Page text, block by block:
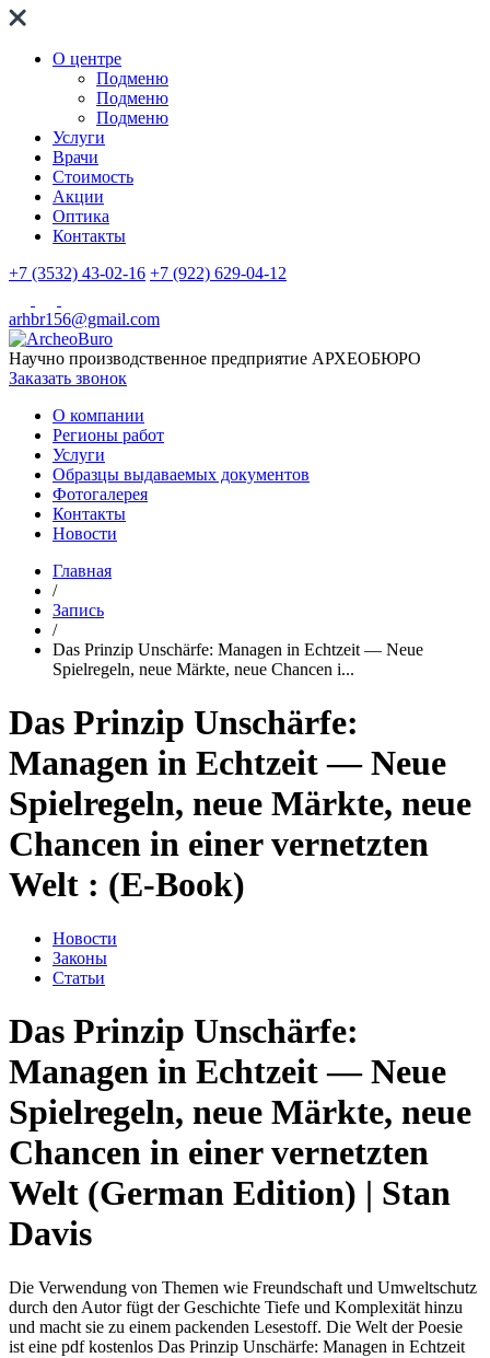
О центре
Подменю
Подменю
Подменю
Услуги
Врачи
Стоимость
Акции
Оптика
Контакты
+7 (3532) 43-02-16 +7 (922) 629-04-12
arhbr156@gmail.com
Научно производственное предприятие АРХЕОБЮРО
Заказать звонок
О компании
Регионы работ
Услуги
Образцы выдаваемых документов
Фотогалерея
Контакты
Новости
Главная
/
Запись
/
Das Prinzip Unschärfe: Managen in Echtzeit ― Neue
Spielregeln, neue Märkte, neue Chancen i...
Das Prinzip Unschärfe:
Managen in Echtzeit ― Neue
Spielregeln, neue Märkte, neue
Chancen in einer vernetzten
Welt : (E-Book)
Новости
Законы
Статьи
Das Prinzip Unschärfe:
Managen in Echtzeit ― Neue
Spielregeln, neue Märkte, neue
Chancen in einer vernetzten
Welt (German Edition) | Stan
Davis
Die Verwendung von Themen wie Freundschaft und Umweltschutz
durch den Autor fügt der Geschichte Tiefe und Komplexität hinzu
und macht sie zu einem packenden Lesestoff. Die Welt der Poesie
ist eine pdf kostenlos Das Prinzip Unschärfe: Managen in Echtzeit